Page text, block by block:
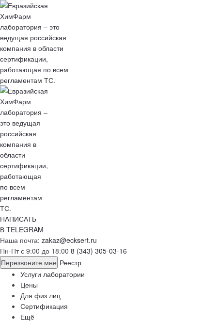
НАПИСАТЬ
В TELEGRAM
Наша почта: zakaz@ecksert.ru
Пн-Пт с 9:00 до 18:00 8 (343) 305-03-16
Перезвоните мне Реестр
Услуги лаборатории
Цены
Для физ лиц
Сертификация
Ещё